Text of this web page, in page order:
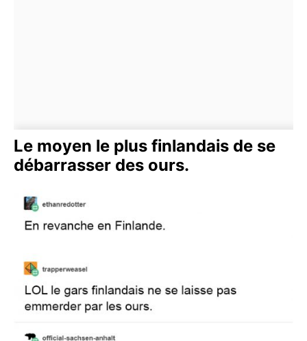
Le moyen le plus finlandais de se
débarrasser des ours.